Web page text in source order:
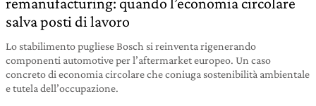
salva posti di lavoro
Lo stabilimento pugliese Bosch si reinventa rigenerando
componenti automotive per l’aftermarket europeo. Un caso
concreto di economia circolare che coniuga sostenibilità ambientale
e tutela dell’occupazione.